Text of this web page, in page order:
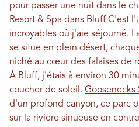
pour passer une nuit dans le
Resort & Spa dans Bluff C'est
incroyables où j'aie séjourné.
se situe en plein désert,
niché au cœur des falaises de
À Bluff, j'étais à environ 30
coucher de soleil. Goosenecks
d'un profond canyon, ce parc
sur la rivière sinueuse en